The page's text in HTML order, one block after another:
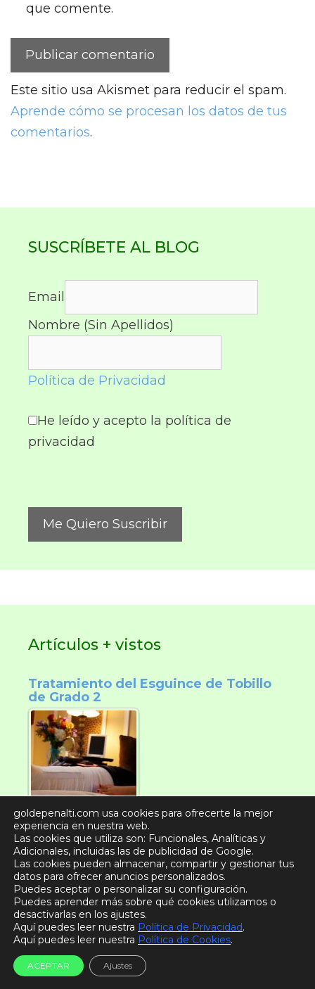
que comente.
Este sitio usa Akismet para reducir el spam.
Aprende cómo se procesan los datos de tus
comentarios.
SUSCRÍBETE AL BLOG
Email
Nombre (Sin Apellidos)
Política de Privacidad
He leído y acepto la política de
privacidad
Artículos + vistos
Tratamiento del Esguince de Tobillo
de Grado 2
Cómo se trata el esguince de tobillo
de grado 3
goldepenalti.com usa cookies para ofrecerte la mejor
experiencia en nuestra web.
Las cookies que utiliza son: Funcionales, Analíticas y
Adicionales, incluidas las de publicidad de Google.
Las cookies pueden almacenar, compartir y gestionar tus
datos para ofrecer anuncios personalizados.
Puedes aceptar o personalizar su configuración.
Puedes aprender más sobre qué cookies utilizamos o
desactivarlas en los ajustes.
Aquí puedes leer nuestra Política de Privacidad.
Aquí puedes leer nuestra Política de Cookies.
ACEPTAR Ajustes